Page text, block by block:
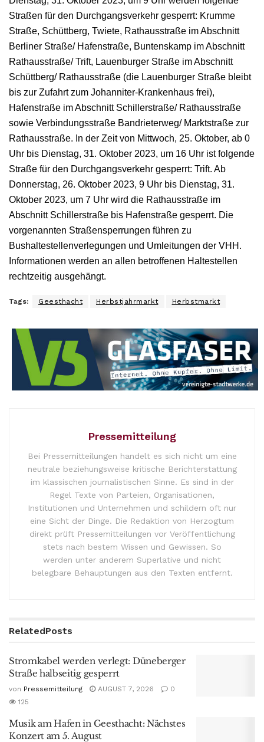
Straßen für den Durchgangsverkehr gesperrt: Krumme
Straße, Schüttberg, Twiete, Rathausstraße im Abschnitt
Berliner Straße/ Hafenstraße, Buntenskamp im Abschnitt
Rathausstraße/ Trift, Lauenburger Straße im Abschnitt
Schüttberg/ Rathausstraße (die Lauenburger Straße bleibt
bis zur Zufahrt zum Johanniter-Krankenhaus frei),
Hafenstraße im Abschnitt Schillerstraße/ Rathausstraße
sowie Verbindungsstraße Bandrieterweg/ Marktstraße zur
Rathausstraße. In der Zeit von Mittwoch, 25. Oktober, ab 0
Uhr bis Dienstag, 31. Oktober 2023, um 16 Uhr ist folgende
Straße für den Durchgangsverkehr gesperrt: Trift. Ab
Donnerstag, 26. Oktober 2023, 9 Uhr bis Dienstag, 31.
Oktober 2023, um 7 Uhr wird die Rathausstraße im
Abschnitt Schillerstraße bis Hafenstraße gesperrt. Die
vorgenannten Straßensperrungen führen zu
Bushaltestellenverlegungen und Umleitungen der VHH.
Informationen werden an allen betroffenen Haltestellen
rechtzeitig ausgehängt.
Tags: Geesthacht Herbstjahrmarkt Herbstmarkt
Pressemitteilung
Bei Pressemitteilungen handelt es sich nicht um eine
neutrale beziehungsweise kritische Berichterstattung
im klassischen journalistischen Sinne. Es sind in der
Regel Texte von Parteien, Organisationen,
Institutionen und Unternehmen und schildern oft nur
eine Sicht der Dinge. Die Redaktion von Herzogtum
direkt prüft Pressemitteilungen vor Veröffentlichung
stets nach bestem Wissen und Gewissen. So
werden unter anderem Superlative und nicht
belegbare Behauptungen aus den Texten entfernt.
RelatedPosts
Stromkabel werden verlegt: Düneberger
Straße halbseitig gesperrt
von Pressemitteilung AUGUST 7, 2026
0
125
Musik am Hafen in Geesthacht: Nächstes
Konzert am 5. August